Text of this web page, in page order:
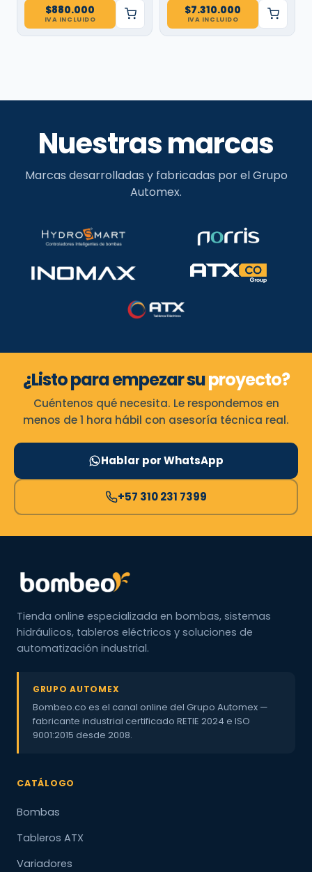
$880.000
IVA INCLUIDO
$7.310.000
IVA INCLUIDO
Nuestras marcas
Marcas desarrolladas y fabricadas por el Grupo
Automex.
¿Listo para empezar suproyecto?
Cuéntenos qué necesita. Le respondemos en
menos de 1 hora hábil con asesoría técnica real.
Hablar por WhatsApp
+57 310 231 7399
Tienda online especializada en bombas, sistemas
hidráulicos, tableros eléctricos y soluciones de
automatización industrial.
GRUPO AUTOMEX
Bombeo.co es el canal online del Grupo Automex —
fabricante industrial certificado RETIE 2024 e ISO
9001:2015 desde 2008.
CATÁLOGO
Bombas
Tableros ATX
Variadores